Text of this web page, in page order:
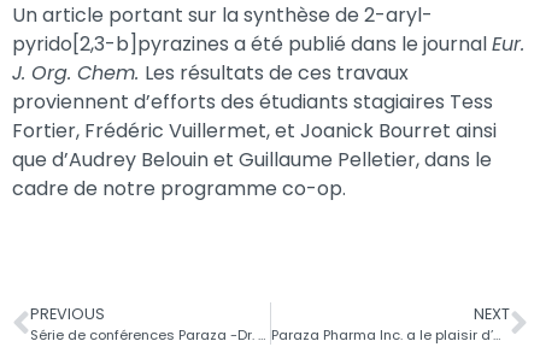
Un article portant sur la synthèse de 2-aryl-
pyrido[2,3-b]pyrazines a été publié dans le journalEur.
J. Org. Chem. Les résultats de ces travaux
proviennent d’efforts des étudiants stagiaires Tess
Fortier, Frédéric Vuillermet, et Joanick Bourret ainsi
que d’Audrey Belouin et Guillaume Pelletier, dans le
cadre de notre programme co-op.
PREVIOUS
Série de conférences Paraza -Dr. Richmond Sarpong de l’Université de Californie Berkeley
NEXT
Paraza Pharma Inc. a le plaisir d’annoncer une publication conjointe dans le